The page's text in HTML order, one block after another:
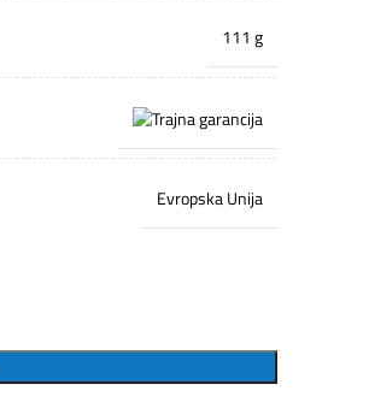
111 g
Evropska Unija